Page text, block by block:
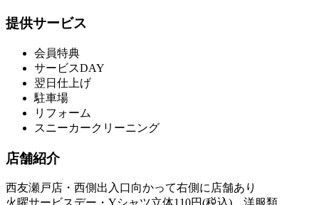
提供サービス
会員特典
サービスDAY
翌日仕上げ
駐車場
リフォーム
スニーカークリーニング
店舗紹介
西友瀬戸店・西側出入口向かって右側に店舗あり